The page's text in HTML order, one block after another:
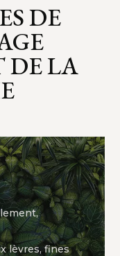
DE
DE LA
lèvres, fines